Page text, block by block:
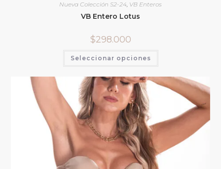
Nueva Colección S2-24 VB Enteros
VB Entero Lotus
$298.000
Seleccionar opciones